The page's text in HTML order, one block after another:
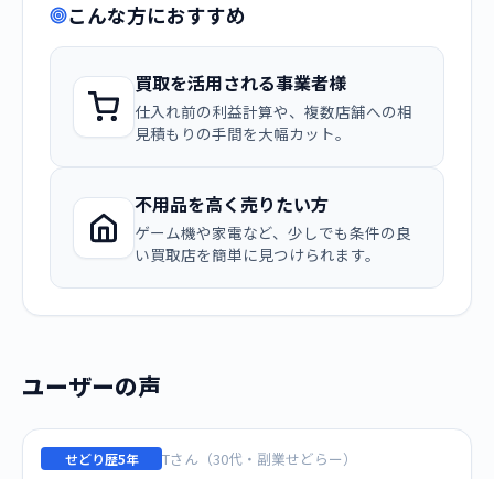
こんな方におすすめ
買取を活用される事業者様
仕入れ前の利益計算や、複数店舗への相
見積もりの手間を大幅カット。
不用品を高く売りたい方
ゲーム機や家電など、少しでも条件の良
い買取店を簡単に見つけられます。
ユーザーの声
せどり歴5年 Tさん（30代・副業せどらー）